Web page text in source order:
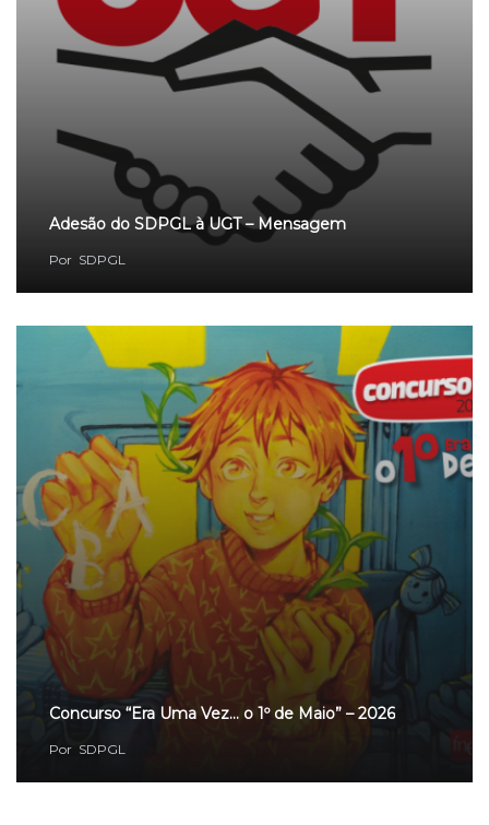
Adesão do SDPGL à UGT – Mensagem
Por SDPGL
Concurso “Era Uma Vez… o 1º de Maio” – 2026
Por SDPGL